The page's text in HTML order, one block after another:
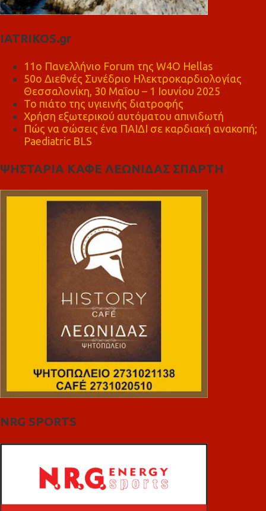
IATRIKOS.gr
11ο Πανελλήνιο Forum της W4O Hellas
50ο Διεθνές Συνέδριο Ηλεκτροκαρδιολογίας
Θεσσαλονίκη, 30 Μαΐου – 1 Ιουνίου 2025
Το πιάτο της υγιεινής διατροφής
Χρήση εξωτερικού αυτόματου απινιδωτή
Πώς να σώσεις ένα ΠΑΙΔΙ σε καρδιακή ανακοπή;
Paediatric BLS
ΨΗΣΤΑΡΙΑ ΚΑΦΕ ΛΕΩΝΙΔΑΣ ΣΠΑΡΤΗ
NRG SPORTS